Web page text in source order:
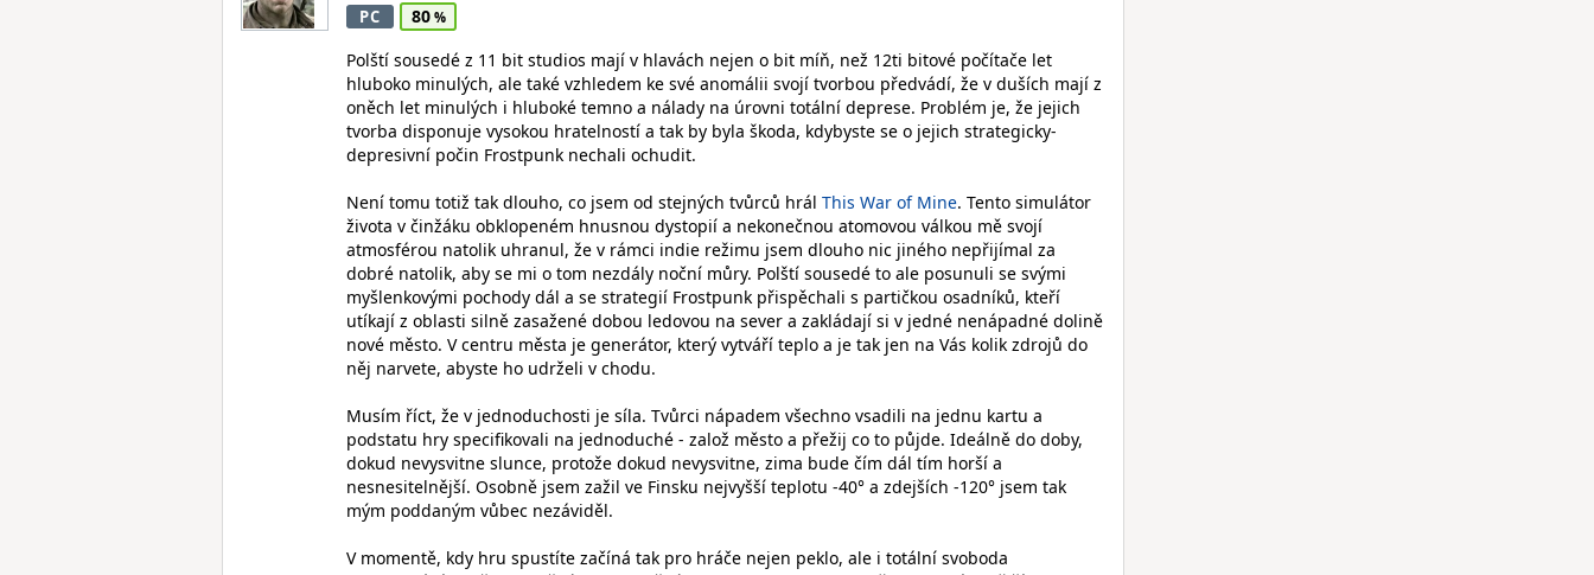
PC
80
Polští sousedé z 11 bit studios mají v hlavách nejen o bit míň, než 12ti bitové počítače let
hluboko minulých, ale také vzhledem ke své anomálii svojí tvorbou předvádí, že v duších mají z
oněch let minulých i hluboké temno a nálady na úrovni totální deprese. Problém je, že jejich
tvorba disponuje vysokou hratelností a tak by byla škoda, kdybyste se o jejich strategicky-
depresivní počin Frostpunk nechali ochudit.
Není tomu totiž tak dlouho, co jsem od stejných tvůrců hrál This War of Mine. Tento simulátor
života v činžáku obklopeném hnusnou dystopií a nekonečnou atomovou válkou mě svojí
atmosférou natolik uhranul, že v rámci indie režimu jsem dlouho nic jiného nepřijímal za
dobré natolik, aby se mi o tom nezdály noční můry. Polští sousedé to ale posunuli se svými
myšlenkovými pochody dál a se strategií Frostpunk přispěchali s partičkou osadníků, kteří
utíkají z oblasti silně zasažené dobou ledovou na sever a zakládají si v jedné nenápadné dolině
nové město. V centru města je generátor, který vytváří teplo a je tak jen na Vás kolik zdrojů do
něj narvete, abyste ho udrželi v chodu.
Musím říct, že v jednoduchosti je síla. Tvůrci nápadem všechno vsadili na jednu kartu a
podstatu hry specifikovali na jednoduché - založ město a přežij co to půjde. Ideálně do doby,
dokud nevysvitne slunce, protože dokud nevysvitne, zima bude čím dál tím horší a
nesnesitelnější. Osobně jsem zažil ve Finsku nejvyšší teplotu -40° a zdejších -120° jsem tak
mým poddaným vůbec nezáviděl.
V momentě, kdy hru spustíte začíná tak pro hráče nejen peklo, ale i totální svoboda